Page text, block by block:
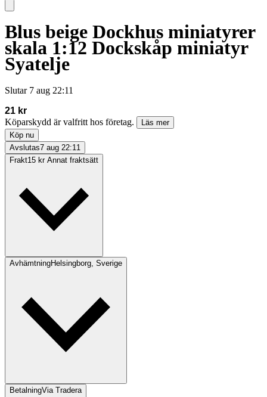
Blus beige Dockhus miniatyrer
skala 1:12 Dockskåp miniatyr
Syatelje
Slutar 7 aug 22:11
21 kr
Köparskydd är valfritt hos företag.
Läs mer
Köp nu
Avslutas7 aug 22:11
Frakt15 kr Annat fraktsätt
AvhämtningHelsingborg, Sverige
BetalningVia Tradera